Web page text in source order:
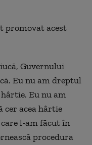
promovat acest
Guvernului
Eu nu am dreptul
Eu nu am
cer acea hârtie
l-am făcut în
procedura